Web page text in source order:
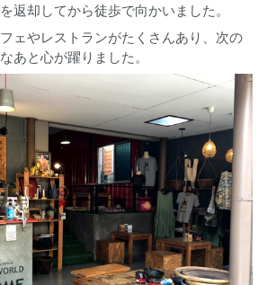
返却してから徒歩で向かいました。
ェやレストランがたくさんあり、次の
あと心が躍りました。